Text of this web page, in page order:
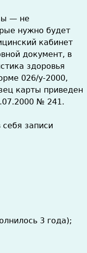
— не
нужно будет
кабинет
документ, в
здоровья
026/у-2000,
карты приведен
№ 241.
записи
3 года);